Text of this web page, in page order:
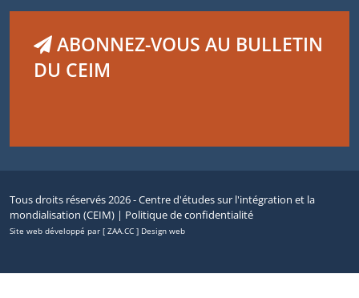
ABONNEZ-VOUS AU BULLETIN
DU CEIM
Tous droits réservés 2026 - Centre d'études sur l'intégration et la
mondialisation (CEIM) | Politique de confidentialité
Site web développé par [ ZAA.CC ] Design web